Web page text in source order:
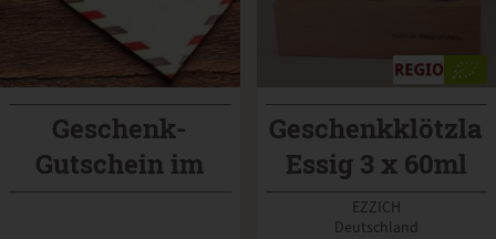
Geschenk-
Gutschein im
Wert von 25 €
Geschenkklötzla
Essig 3 x 60ml
EZZICH Flaschen
EZZICH
Deutschland